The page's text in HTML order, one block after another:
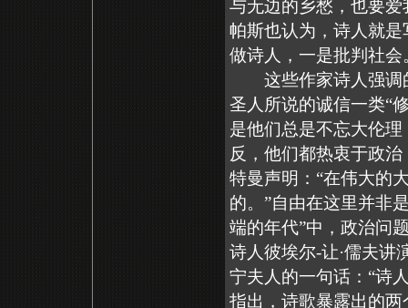
与无边的乡愁，也要
帕斯也认为，诗人就
做诗人，一是批判社会
这些作家诗人强调
圣人所说的诚信一类“
是他们总是不忘大伦
反，他们都热衷于政
特曼声明：“在伟大的
的。”自由在这里并非
端的年代”中，政治问
诗人彼埃尔-让·儒夫讲
宁夫人的一句话：“诗
指出，诗歌暴露出的